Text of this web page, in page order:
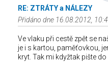
RE: ZTRÁTY a NÁLEZY
Přidáno dne 16.08.2012,
Ve vlaku při cestě zpět se
je i s kartou, paměťovkou,
kryt. Tak mi kdyžtak pište